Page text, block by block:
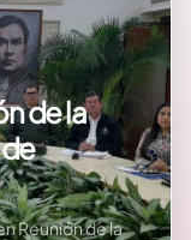
de la
Reunión de la